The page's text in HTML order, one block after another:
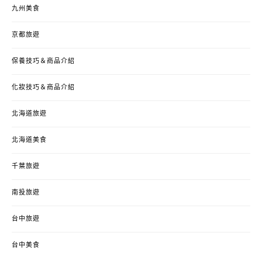
九州美食
京都旅遊
保養技巧＆商品介紹
化妝技巧＆商品介紹
北海道旅遊
北海道美食
千葉旅遊
南投旅遊
台中旅遊
台中美食